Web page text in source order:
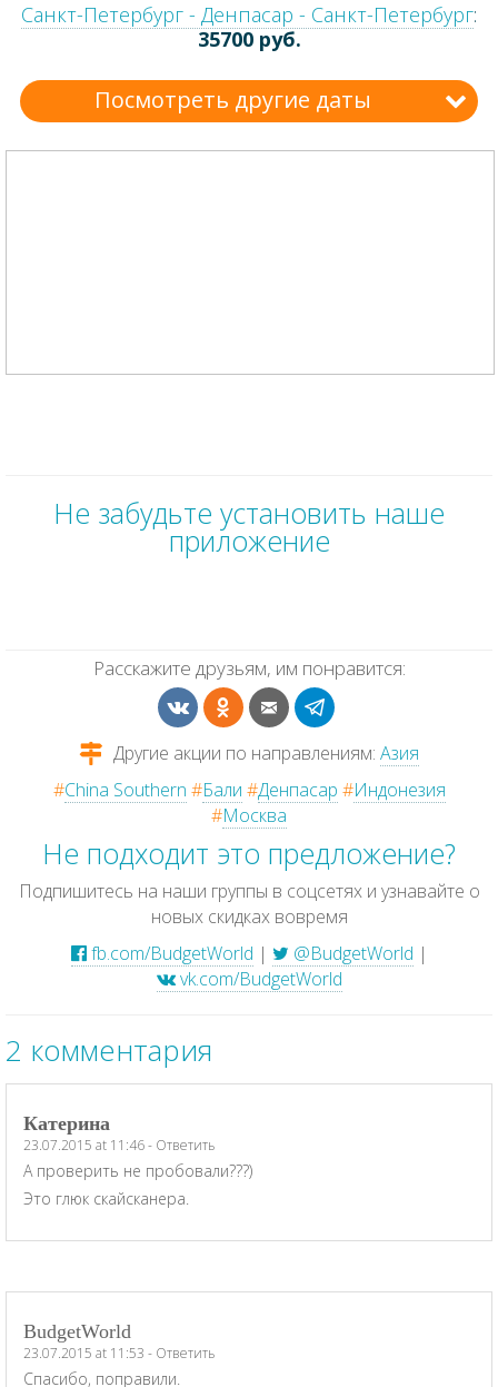
Санкт-Петербург - Денпасар - Санкт-Петербург:
35700 руб.
Посмотреть другие даты
Не забудьте установить наше
приложение
Расскажите друзьям, им понравится:
Другие акции по направлениям: Азия
#China Southern #Бали #Денпасар #Индонезия
#Москва
Не подходит это предложение?
Подпишитесь на наши группы в соцсетях и узнавайте о
новых скидках вовремя
fb.com/BudgetWorld | @BudgetWorld |
vk.com/BudgetWorld
2 комментария
Катерина
23.07.2015 at 11:46- Ответить
А проверить не пробовали???)
Это глюк скайсканера.
BudgetWorld
23.07.2015 at 11:53 - Ответить
Спасибо, поправили.